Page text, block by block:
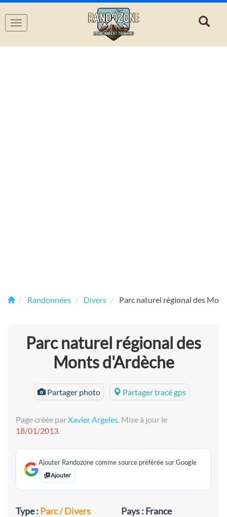
Navigation
Randonnées Divers Parc naturel régional des
Parc naturel régional des
Monts d'Ardèche
Partager photo Partager tracé gps
Page créée parXavier Argeles. Mise à jour le
18/01/2013.
Ajouter Randozone comme source préférée sur Google
Ajouter
Type : Parc / Divers Pays : France